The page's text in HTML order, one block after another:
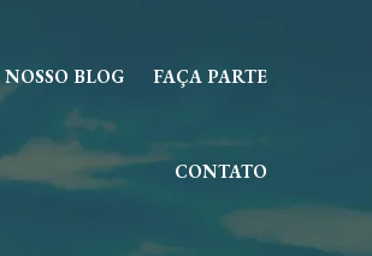
NOSSO BLOG FAÇA PARTE
CONTATO